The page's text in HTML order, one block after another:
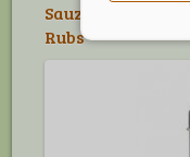
Sauzen, Kruiden
Rubs